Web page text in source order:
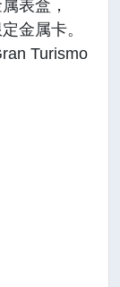
表盒，
金属卡。
Turismo